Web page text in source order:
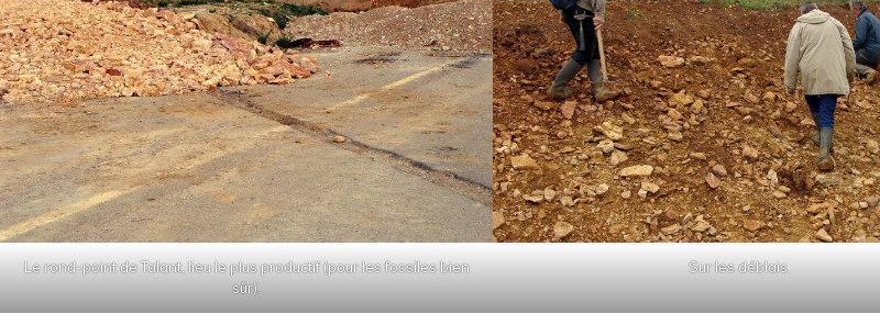
Le rond-point de Talant, lieu le plus productif (pour les fossiles bien
sûr).
Sur les déblais.